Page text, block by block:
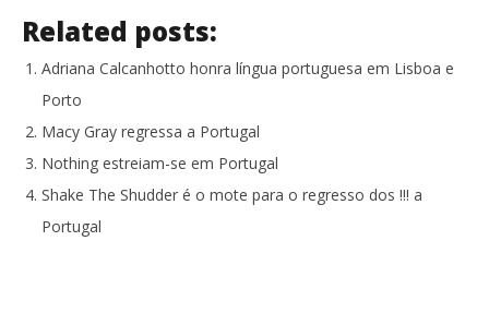
Related posts:
Adriana Calcanhotto honra língua portuguesa em Lisboa e
Porto
Macy Gray regressa a Portugal
Nothing estreiam-se em Portugal
Shake The Shudder é o mote para o regresso dos !!! a
Portugal